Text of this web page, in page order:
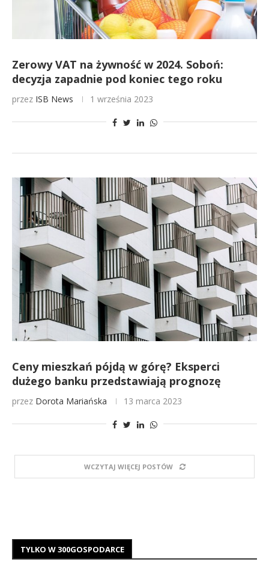
Zerowy VAT na żywność w 2024. Soboń:
decyzja zapadnie pod koniec tego roku
przez ISB News 1 września 2023
Ceny mieszkań pójdą w górę? Eksperci
dużego banku przedstawiają prognozę
przez Dorota Mariańska 13 marca 2023
WCZYTAJ WIĘCEJ POSTÓW
TYLKO W 300GOSPODARCE